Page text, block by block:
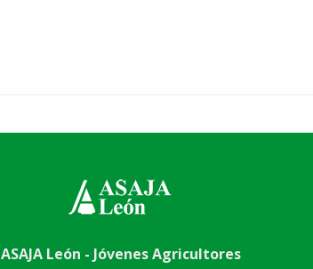
ASAJA León - Jóvenes Agricultores